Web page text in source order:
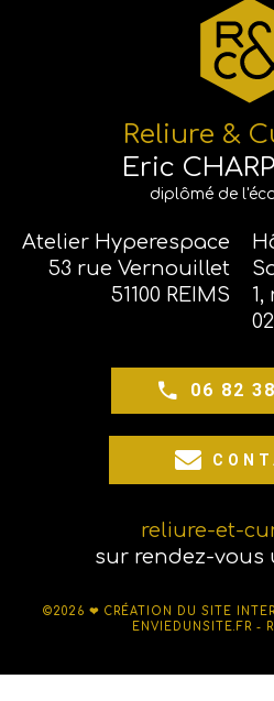
Reliure &
Eric
diplômé de
Atelier Hyperespace
53 rue Vernouillet
51100 REIMS
06 82
reliure-et-
sur rendez-vous
©2026 ❤ CRÉATION DU SITE
ENVIEDUNSITE.FR -